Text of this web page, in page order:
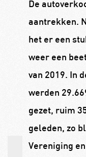
De
aantrekken.
het er een
weer een
van 2019. In
werden
gezet, ruim
geleden, zo
Vereniging en